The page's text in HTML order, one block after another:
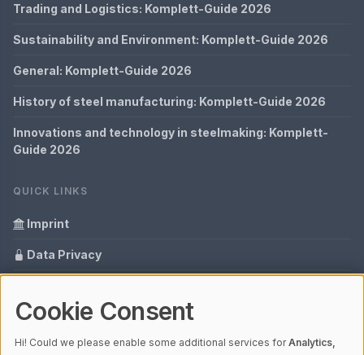
Trading and Logistics: Komplett-Guide 2026
Sustainability and Environment: Komplett-Guide 2026
General: Komplett-Guide 2026
History of steel manufacturing: Komplett-Guide 2026
Innovations and technology in steelmaking: Komplett-
Guide 2026
QUICK LINKS
Imprint
Data Privacy
Glossary
Your data protection
Cookie Consent
Hi! Could we please enable some additional services forAnalytics,